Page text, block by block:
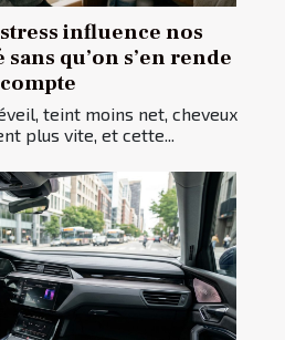
influence nos
qu’on s’en rende
compte
teint moins net, cheveux
plus vite, et cette...